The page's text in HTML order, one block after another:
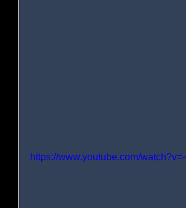
https://www.youtube.com/